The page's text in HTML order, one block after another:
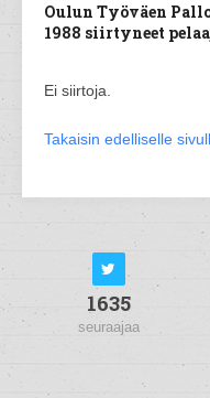
Oulun Työväen
1988 siirtyneet
Ei siirtoja.
Takaisin edelliselle
1635
seuraajaa